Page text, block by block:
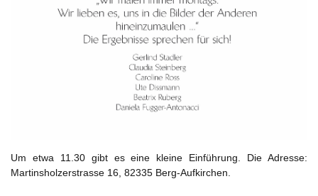
Um etwa 11.30 gibt es eine kleine Einführung. Die Adresse:
Martinsholzerstrasse 16, 82335 Berg-Aufkirchen.